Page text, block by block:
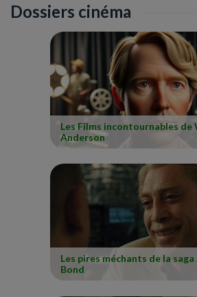
Dossiers cinéma
Les Films incontournables de
Anderson
Les pires méchants de la saga
Bond